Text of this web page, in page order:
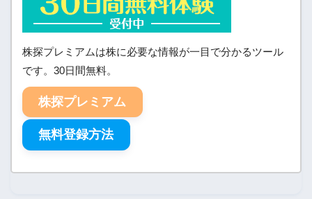
株探プレミアムは株に必要な情報が一目で分かるツール
です。30日間無料。
株探プレミアム
無料登録方法